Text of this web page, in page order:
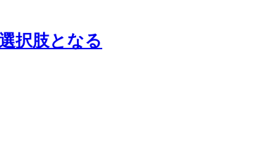
択肢となる